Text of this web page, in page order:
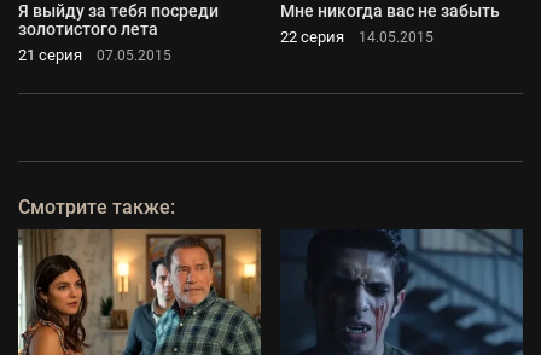
Я выйду за тебя посреди
золотистого лета
21 серия 07.05.2015
Мне никогда вас не забыть
22 серия 14.05.2015
Смотрите также: